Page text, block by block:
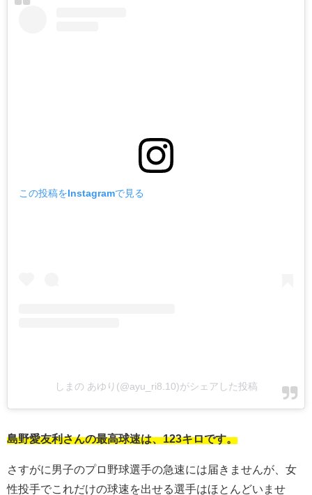
この投稿をInstagramで見る
しまの あゆり(@ayu_ri8.10)がシェアした投稿
島野愛友利さんの最高球速は、123キロです。
さすがに男子のプロ野球選手の急速には届きませんが、女
性投手でこれだけの球速を出せる選手はほとんどいませ